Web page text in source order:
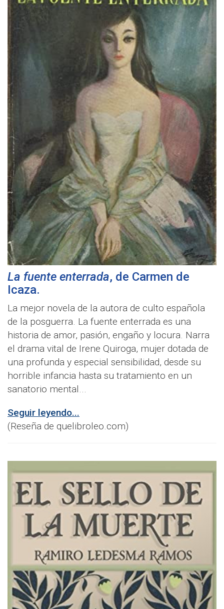
La fuente enterrada, de Carmen de
Icaza.
La mejor novela de la autora de culto española
de la posguerra. La fuente enterrada es una
historia de amor, pasión, engaño y locura. Narra
el drama vital de Irene Quiroga, mujer dotada de
una profunda y especial sensibilidad, desde su
horrible infancia hasta su tratamiento en un
sanatorio mental...
Seguir leyendo...
(Reseña de quelibroleo.com)